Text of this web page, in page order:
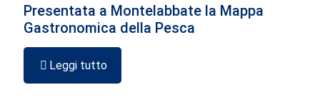
Presentata a Montelabbate la Mappa
Gastronomica della Pesca
Leggi tutto